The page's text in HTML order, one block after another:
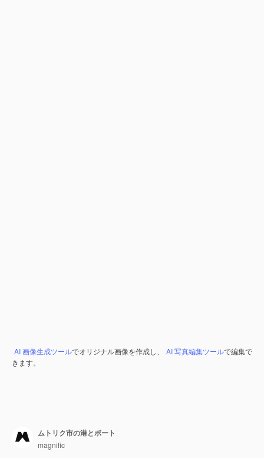
AI 画像生成ツールでオリジナル画像を作成し、 AI 写真編集ツールで編集で
きます。
ムトリク市の港とボート
magnific